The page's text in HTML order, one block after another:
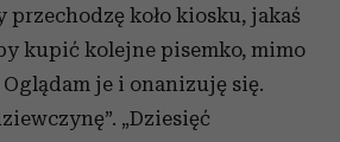
przechodzę koło kiosku, jakaś
kupić kolejne pisemko, mimo
je i onanizuję się.
„Dziesięć